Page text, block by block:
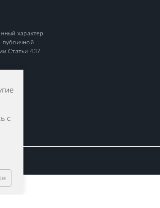
характер
публичной
Статьи 437
с